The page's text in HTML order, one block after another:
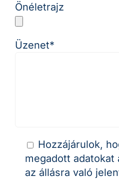
Önéletrajz
Üzenet*
Hozzájárulok,
megadott adatokat
az állásra való